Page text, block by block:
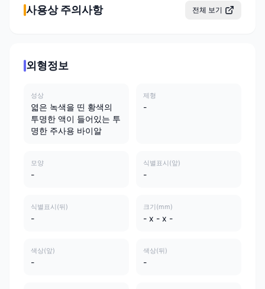
사용상 주의사항 전체 보기
외형정보
성상
엷은 녹색을 띤 황색의
투명한 액이 들어있는 투
명한 주사용 바이알
제형
-
모양
-
식별표시(앞)
-
식별표시(뒤)
-
크기(mm)
- x - x -
색상(앞)
-
색상(뒤)
-